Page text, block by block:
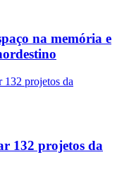
na memória e
132 projetos da